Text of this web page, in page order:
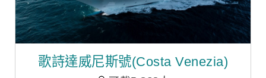
歌詩達威尼斯號(Costa Venezia)